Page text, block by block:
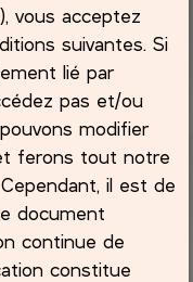
vous acceptez
suivantes. Si
lié par
pas et/ou
modifier
ferons tout notre
il est de
document
continue de
constitue